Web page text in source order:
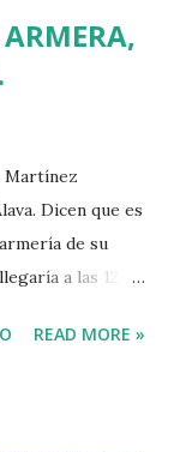
Martínez
Dicen que es
de su
a las 12
que
READ MORE »